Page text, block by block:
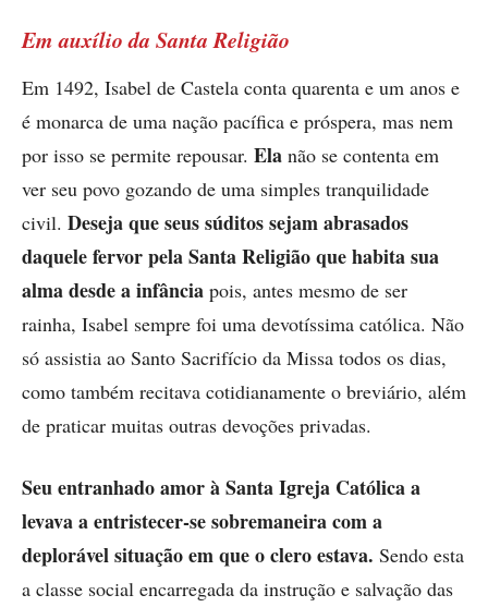
Em auxílio da Santa Religião
Em 1492, Isabel de Castela conta quarenta e um anos e
é monarca de uma nação pacífica e próspera, mas nem
por isso se permite repousar. Ela não se contenta em
ver seu povo gozando de uma simples tranquilidade
civil. Deseja que seus súditos sejam abrasados
daquele fervor pela Santa Religião que habita sua
alma desde a infância pois, antes mesmo de ser
rainha, Isabel sempre foi uma devotíssima católica. Não
só assistia ao Santo Sacrifício da Missa todos os dias,
como também recitava cotidianamente o breviário, além
de praticar muitas outras devoções privadas.
Seu entranhado amor à Santa Igreja Católica a
levava a entristecer-se sobremaneira com a
deplorável situação em que o clero estava. Sendo esta
a classe social encarregada da instrução e salvação das